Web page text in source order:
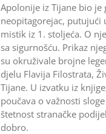
Apolonije iz Tijane bio je
neopitagorejac, putujući
mistik iz 1. stoljeća. O
sa sigurnošću. Prikaz
su okruživale brojne
djelu Flavija Filostrata,
Tijane. U izvatku iz
poučava o važnosti
štetnost stranačke
dobro.